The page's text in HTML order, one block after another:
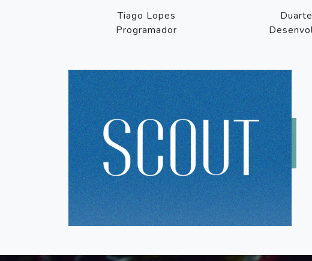
Tiago Lopes
Programador